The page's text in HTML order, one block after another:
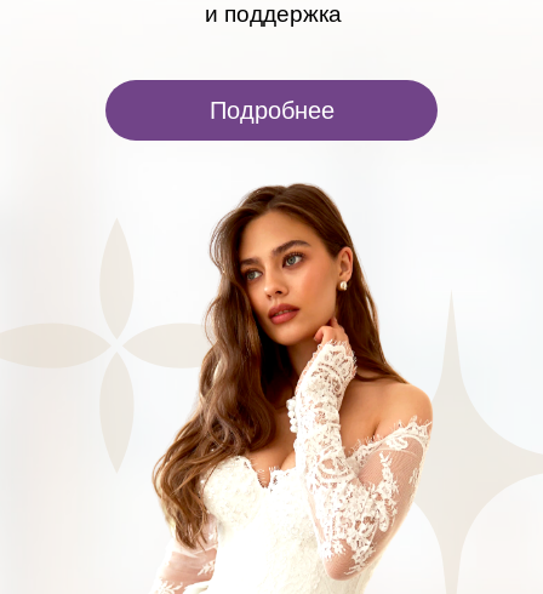
Подробнее
и поддержка